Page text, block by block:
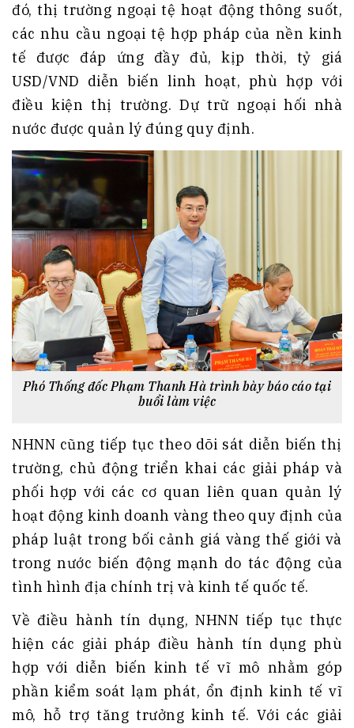
đó, thị trường ngoại tệ hoạt động thông suốt,
các nhu cầu ngoại tệ hợp pháp của nền kinh
tế được đáp ứng đầy đủ, kịp thời, tỷ giá
USD/VND diễn biến linh hoạt, phù hợp với
điều kiện thị trường. Dự trữ ngoại hối nhà
nước được quản lý đúng quy định.
Phó Thống đốc Phạm Thanh Hà trình bày báo cáo tại
buổi làm việc
NHNN cũng tiếp tục theo dõi sát diễn biến thị
trường, chủ động triển khai các giải pháp và
phối hợp với các cơ quan liên quan quản lý
hoạt động kinh doanh vàng theo quy định của
pháp luật trong bối cảnh giá vàng thế giới và
trong nước biến động mạnh do tác động của
tình hình địa chính trị và kinh tế quốc tế.
Về điều hành tín dụng, NHNN tiếp tục thực
hiện các giải pháp điều hành tín dụng phù
hợp với diễn biến kinh tế vĩ mô nhằm góp
phần kiểm soát lạm phát, ổn định kinh tế vĩ
mô, hỗ trợ tăng trưởng kinh tế. Với các giải